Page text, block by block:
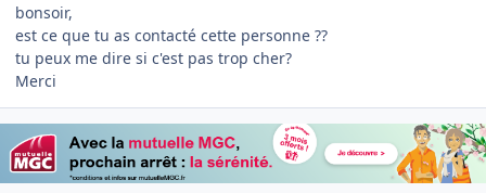
bonsoir,
est ce que tu as contacté cette personne ??
tu peux me dire si c'est pas trop cher?
Merci